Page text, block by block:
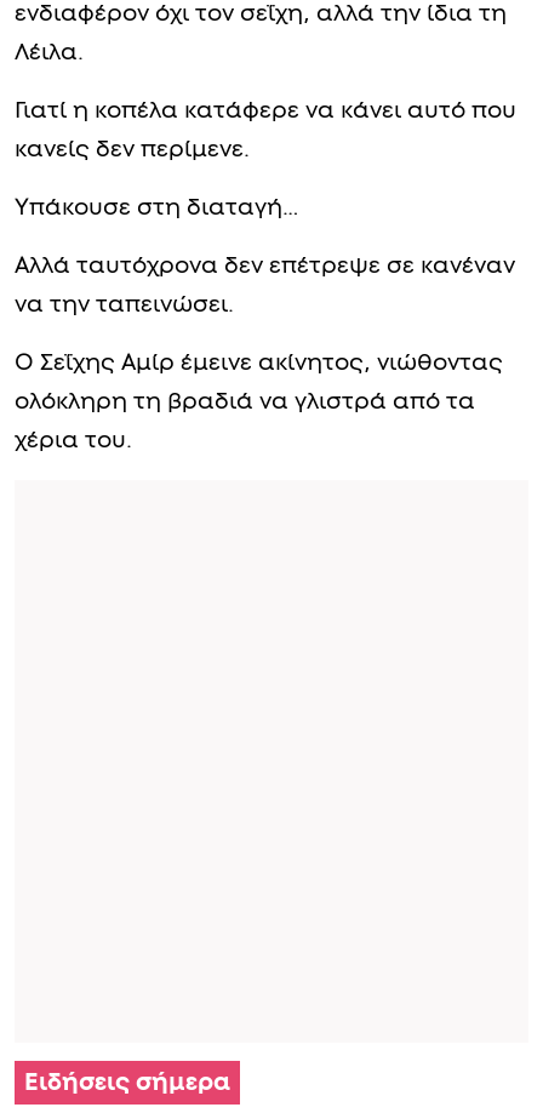
ενδιαφέρον όχι τον σεΐχη, αλλά την ίδια τη
Λέιλα.
Γιατί η κοπέλα κατάφερε να κάνει αυτό που
κανείς δεν περίμενε.
Υπάκουσε στη διαταγή…
Αλλά ταυτόχρονα δεν επέτρεψε σε κανέναν
να την ταπεινώσει.
Ο Σεΐχης Αμίρ έμεινε ακίνητος, νιώθοντας
ολόκληρη τη βραδιά να γλιστρά από τα
χέρια του.
Ειδήσεις σήμερα